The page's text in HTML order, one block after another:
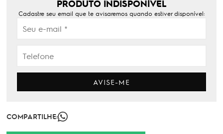
PRODUTO INDISPONÍVEL
Cadastre seu email que te avisaremos quando estiver disponível:
AVISE-ME
COMPARTILHE: